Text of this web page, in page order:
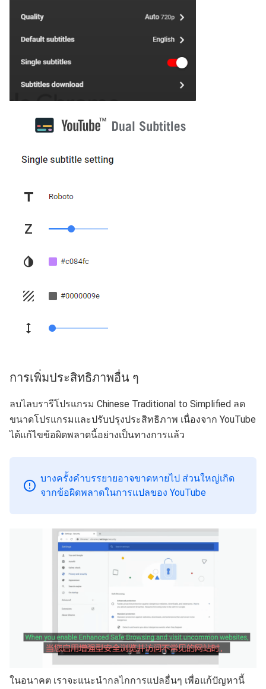
การเพิ่มประสิทธิภาพอื่น ๆ
ลบไลบรารีโปรแกรม Chinese Traditional to Simplified ลด
ขนาดโปรแกรมและปรับปรุงประสิทธิภาพ เนื่องจาก YouTube
ได้แก้ไขข้อผิดพลาดนี้อย่างเป็นทางการแล้ว
บางครั้งคำบรรยายอาจขาดหายไป ส่วนใหญ่เกิด
จากข้อผิดพลาดในการแปลของ YouTube
ในอนาคต เราจะแนะนำกลไกการแปลอื่นๆ เพื่อแก้ปัญหานี้